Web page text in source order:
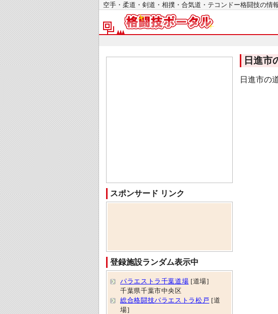
空手・柔道・剣道・相撲・合気道・テコンドー格闘技の
日進市
日進市の
スポンサード リンク
登録施設ランダム表示中
パラエストラ千葉道場 [道場]
千葉県千葉市中央区
総合格闘技パラエストラ松戸 [道
場]